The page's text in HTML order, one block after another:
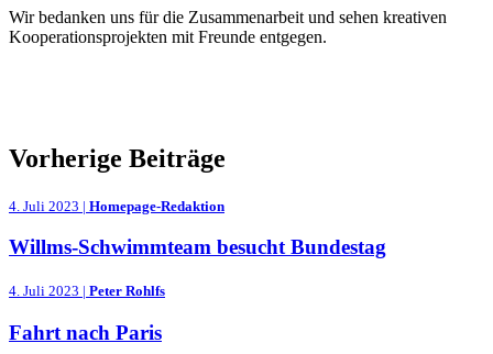
Wir bedanken uns für die Zusammenarbeit und sehen kreativen
Kooperationsprojekten mit Freunde entgegen.
Vorherige Beiträge
4. Juli 2023 | Homepage-Redaktion
Willms-Schwimmteam besucht Bundestag
4. Juli 2023 | Peter Rohlfs
Fahrt nach Paris